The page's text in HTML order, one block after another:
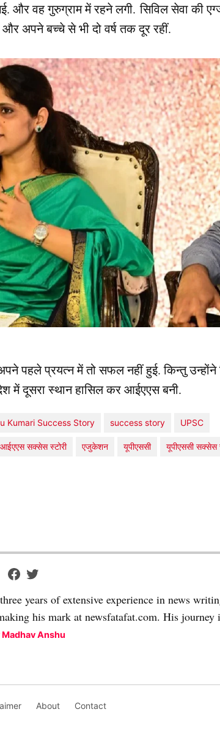
और वह गुरुग्राम में रहने लगी. सिविल सेवा की
अपने बच्चे से भी दो वर्ष तक दूर रहीं.
पहले प्रयत्न में तो सफल नहीं हुई. किन्तु उन्होंने
में दूसरा स्थान हासिल कर आईएएस बनी.
Kumari Success Story success story UPSC
आईएएस सक्सेस स्टोरी एजुकेशन यूपीएससी यूपीएससी सक्सेस
years of extensive experience in news
his mark at newsfatafat.com. His journey
Anshu
About Contact